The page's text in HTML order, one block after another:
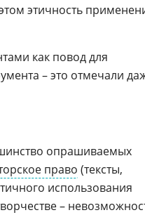
этичность
как повод для
– это отмечали
опрашиваемых
право (тексты,
использования
–